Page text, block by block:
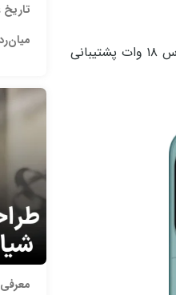
، باتری غول‌پیکر ۷۰۰۰ میلی‌آمپرساعتی آن است که از شارژ سریع ۳۳ وات و حتی شارژ معکوس ۱۸ وات پشتیبانی
میان‌رده‌